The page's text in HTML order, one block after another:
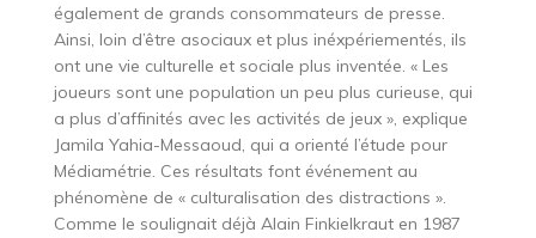
également de grands consommateurs de presse.
Ainsi, loin d’être asociaux et plus inéxpériementés, ils
ont une vie culturelle et sociale plus inventée. « Les
joueurs sont une population un peu plus curieuse, qui
a plus d’affinités avec les activités de jeux », explique
Jamila Yahia-Messaoud, qui a orienté l’étude pour
Médiamétrie. Ces résultats font événement au
phénomène de « culturalisation des distractions ».
Comme le soulignait déjà Alain Finkielkraut en 1987